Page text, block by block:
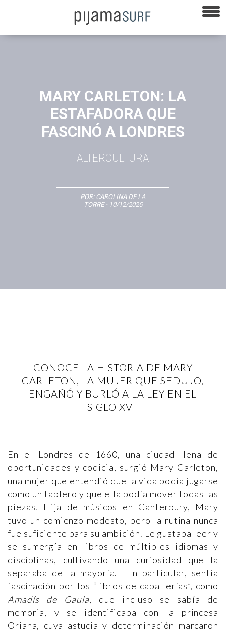
MARY CARLETON: LA
ESTAFADORA QUE
FASCINÓ A LONDRES
ALTERCULTURA
POR: CAROLINA DE LA
TORRE- 10/12/2025
CONOCE LA HISTORIA DE MARY
CARLETON, LA MUJER QUE SEDUJO,
ENGAÑÓ Y BURLÓ A LA LEY EN EL
SIGLO XVII
En el Londres de 1660, una ciudad llena de
oportunidades y codicia, surgió Mary Carleton,
una mujer que entendió que la vida podía jugarse
como un tablero y que ella podía mover todas las
piezas. Hija de músicos en Canterbury, Mary
tuvo un comienzo modesto, pero la rutina nunca
fue suficiente para su ambición. Le gustaba leer y
se sumergía en libros de múltiples idiomas y
disciplinas, cultivando una curiosidad que la
separaba de la mayoría. En particular, sentía
fascinación por los “libros de caballerías”, como
Amadís de Gaula, que incluso se sabía de
memoria, y se identificaba con la princesa
Oriana, cuya astucia y determinación marcaron